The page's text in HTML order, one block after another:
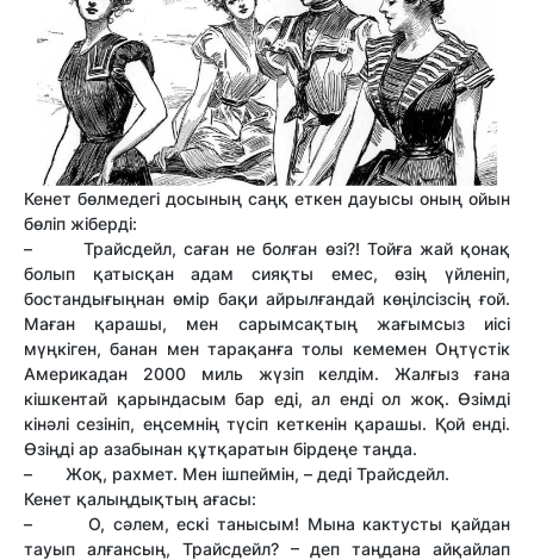
Кенет бөлмедегі досының саңқ еткен дауысы оның ойын
бөліп жіберді:
– Трайсдейл, саған не болған өзі?! Тойға жай қонақ
болып қатысқан адам сияқты емес, өзің үйленіп,
бостандығыңнан өмір бақи айрылғандай көңілсізсің ғой.
Маған қарашы, мен сарымсақтың жағымсыз иісі
мүңкіген, банан мен тарақанға толы кемемен Оңтүстік
Америкадан 2000 миль жүзіп келдім. Жалғыз ғана
кішкентай қарындасым бар еді, ал енді ол жоқ. Өзімді
кінәлі сезініп, еңсемнің түсіп кеткенін қарашы. Қой енді.
Өзіңді ар азабынан құтқаратын бірдеңе таңда.
– Жоқ, рахмет. Мен ішпеймін, – деді Трайсдейл.
Кенет қалыңдықтың ағасы:
– О, сәлем, ескі танысым! Мына кактусты қайдан
тауып алғансың, Трайсдейл? – деп таңдана айқайлап